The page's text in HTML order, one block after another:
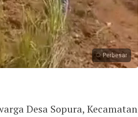
Perbesar
Desa Sopura, Kecamatan